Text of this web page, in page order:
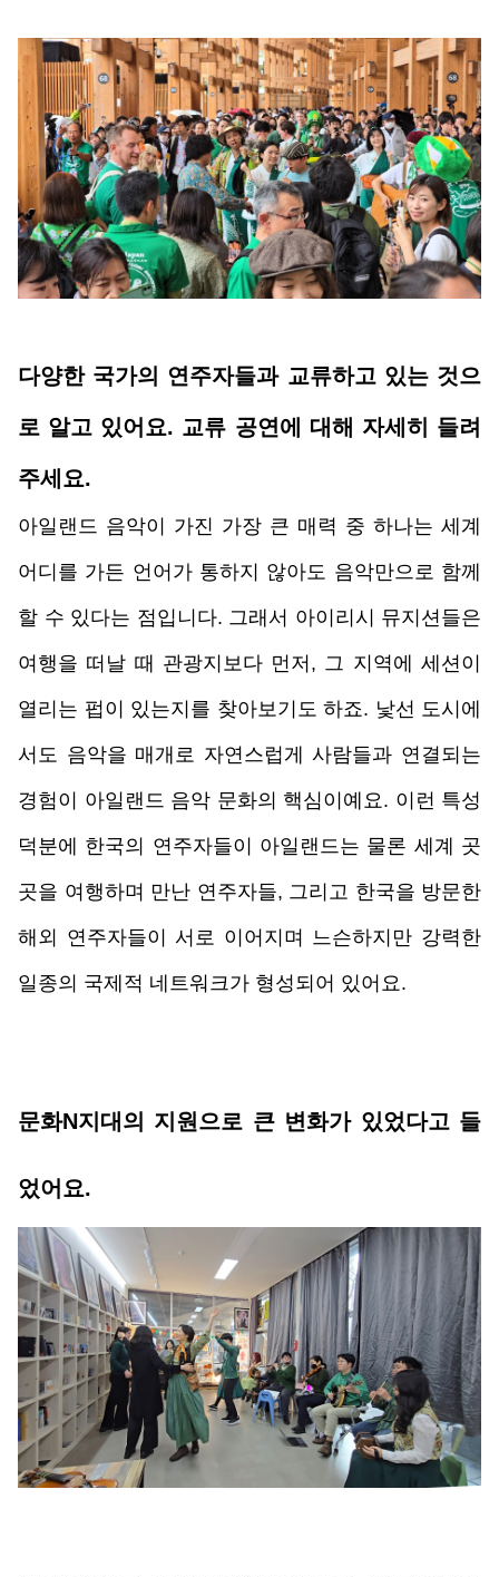
다양한 국가의 연주자들과 교류하고 있는 것으
로 알고 있어요. 교류 공연에 대해 자세히 들려
주세요.
아일랜드 음악이 가진 가장 큰 매력 중 하나는 세계
어디를 가든 언어가 통하지 않아도 음악만으로 함께
할 수 있다는 점입니다. 그래서 아이리시 뮤지션들은
여행을 떠날 때 관광지보다 먼저, 그 지역에 세션이
열리는 펍이 있는지를 찾아보기도 하죠. 낯선 도시에
서도 음악을 매개로 자연스럽게 사람들과 연결되는
경험이 아일랜드 음악 문화의 핵심이예요. 이런 특성
덕분에 한국의 연주자들이 아일랜드는 물론 세계 곳
곳을 여행하며 만난 연주자들, 그리고 한국을 방문한
해외 연주자들이 서로 이어지며 느슨하지만 강력한
일종의 국제적 네트워크가 형성되어 있어요.
문화N지대의 지원으로 큰 변화가 있었다고 들
었어요.